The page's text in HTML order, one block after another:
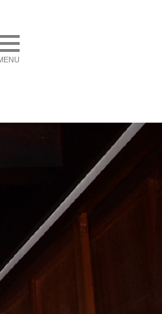
toggle navigation